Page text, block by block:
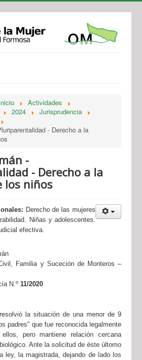
Atención
Actividades
2024
Jurisprudencia
- Derecho a la
-
- Derecho a la
los niños
Derecho de las mujeres
Niñas y adolescentes.
efectiva.
Familia y Suceción de Monteros –
N.º 11/2020
la situación de una menor de 9
padres" que fue reconocida legalmente
pero mantiene relación cercana
Ante la solicitud de éste últomo
ley, la magistrada, dejando de lado los